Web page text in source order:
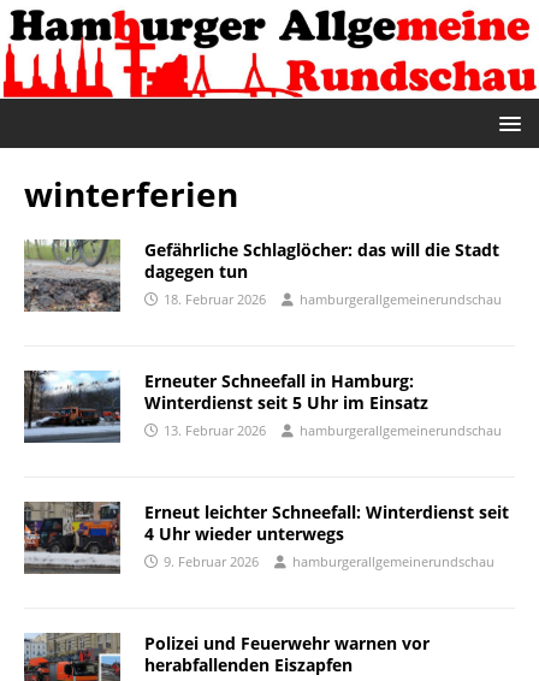
winterferien
Gefährliche Schlaglöcher: das will die Stadt
dagegen tun
18. Februar 2026 hamburgerallgemeinerundschau
Erneuter Schneefall in Hamburg:
Winterdienst seit 5 Uhr im Einsatz
13. Februar 2026 hamburgerallgemeinerundschau
Erneut leichter Schneefall: Winterdienst seit
4 Uhr wieder unterwegs
9. Februar 2026 hamburgerallgemeinerundschau
Polizei und Feuerwehr warnen vor
herabfallenden Eiszapfen